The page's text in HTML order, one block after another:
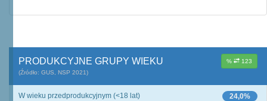
% 123
PRODUKCYJNE GRUPY WIEKU
(Źródło: GUS, NSP 2021)
24,0%
W wieku przedprodukcyjnym (<18 lat)